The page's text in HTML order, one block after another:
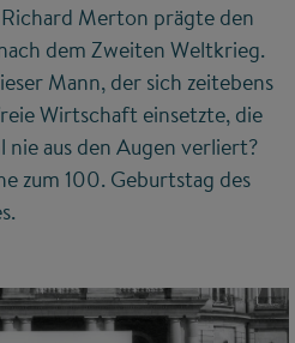
Merton prägte den
dem Zweiten Weltkrieg.
Mann, der sich zeitebens
Wirtschaft einsetzte, die
nie aus den Augen verliert?
zum 100. Geburtstag des